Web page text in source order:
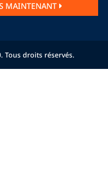
MAINTENANT
Tous droits réservés.